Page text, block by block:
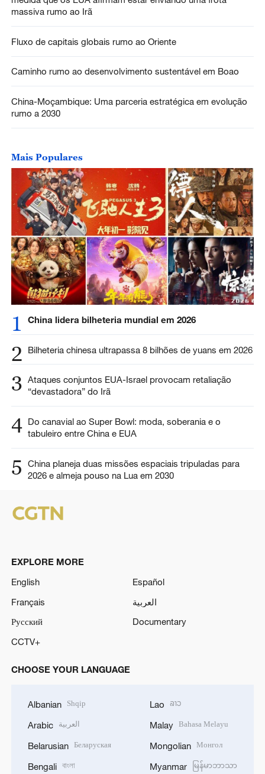
massiva rumo ao Irã
Fluxo de capitais globais rumo ao Oriente
Caminho rumo ao desenvolvimento sustentável em Boao
China-Moçambique: Uma parceria estratégica em evolução
rumo a 2030
Mais Populares
1 China lidera bilheteria mundial em 2026
2 Bilheteria chinesa ultrapassa 8 bilhões de yuans em 2026
3 Ataques conjuntos EUA-Israel provocam retaliação
“devastadora” do Irã
4 Do canavial ao Super Bowl: moda, soberania e o
tabuleiro entre China e EUA
5
China planeja duas missões espaciais tripuladas para
2026 e almeja pouso na Lua em 2030
EXPLORE MORE
English
Español
Français
العربية
Русский
Documentary
CCTV+
CHOOSE YOUR LANGUAGE
Albanian Shqip
Arabic العربية
Belarusian Беларуская
Bengali বাংলা
Lao ລາວ
Malay Bahasa Melayu
Mongolian Монгол
Myanmar မြန်မာဘာသာ